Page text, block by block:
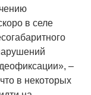
в селе
–
в некоторых